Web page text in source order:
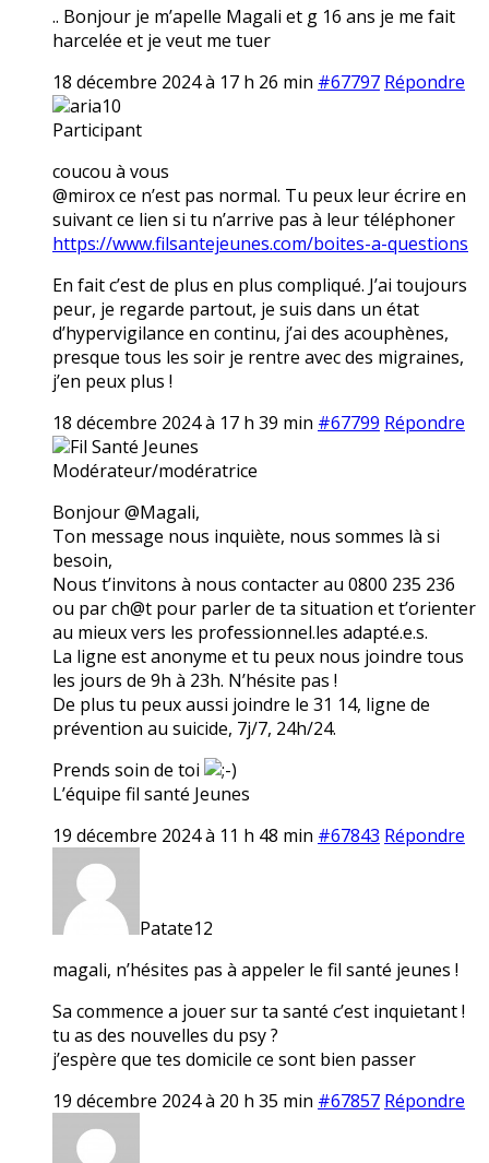
.. Bonjour je m’apelle Magali et g 16 ans je me fait
harcelée et je veut me tuer
18 décembre 2024 à 17 h 26 min #67797 Répondre
aria10
Participant
coucou à vous
@mirox ce n’est pas normal. Tu peux leur écrire en
suivant ce lien si tu n’arrive pas à leur téléphoner
https://www.filsantejeunes.com/boites-a-questions
En fait c’est de plus en plus compliqué. J’ai toujours
peur, je regarde partout, je suis dans un état
d’hypervigilance en continu, j’ai des acouphènes,
presque tous les soir je rentre avec des migraines,
j’en peux plus !
18 décembre 2024 à 17 h 39 min #67799 Répondre
Fil Santé Jeunes
Modérateur/modératrice
Bonjour @Magali,
Ton message nous inquiète, nous sommes là si
besoin,
Nous t’invitons à nous contacter au 0800 235 236
ou par ch@t pour parler de ta situation et t’orienter
au mieux vers les professionnel.les adapté.e.s.
La ligne est anonyme et tu peux nous joindre tous
les jours de 9h à 23h. N’hésite pas !
De plus tu peux aussi joindre le 31 14, ligne de
prévention au suicide, 7j/7, 24h/24.
Prends soin de toi
L’équipe fil santé Jeunes
19 décembre 2024 à 11 h 48 min #67843 Répondre
Patate12
magali, n’hésites pas à appeler le fil santé jeunes !
Sa commence a jouer sur ta santé c’est inquietant !
tu as des nouvelles du psy ?
j’espère que tes domicile ce sont bien passer
19 décembre 2024 à 20 h 35 min #67857 Répondre